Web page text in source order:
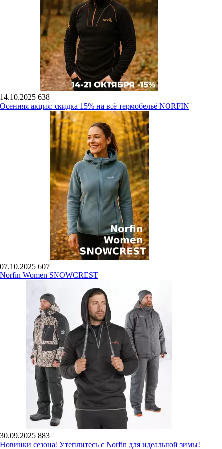
14.10.2025 638
Осенняя акция: скидка 15% на всё термобельё NORFIN
07.10.2025 607
Norfin Women SNOWCREST
30.09.2025 883
Новинки сезона! Утеплитесь с Norfin для идеальной зимы!